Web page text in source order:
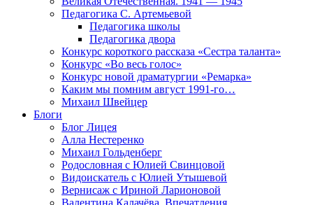
Педагогика С. Артемьевой
Педагогика школы
Педагогика двора
Конкурс короткого рассказа «Сестра таланта»
Конкурс «Во весь голос»
Конкурс новой драматургии «Ремарка»
Каким мы помним август 1991-го…
Михаил Швейцер
Блоги
Блог Лицея
Алла Нестеренко
Михаил Гольденберг
Родословная с Юлией Свинцовой
Видоискатель с Юлией Утышевой
Вернисаж с Ириной Ларионовой